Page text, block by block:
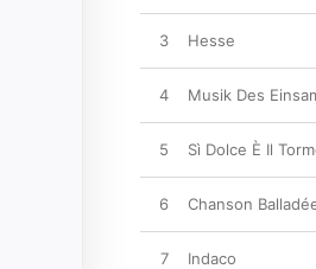
3 Hesse
4 Musik Des
5 Sì Dolce È Il
6 Chanson
7 Indaco